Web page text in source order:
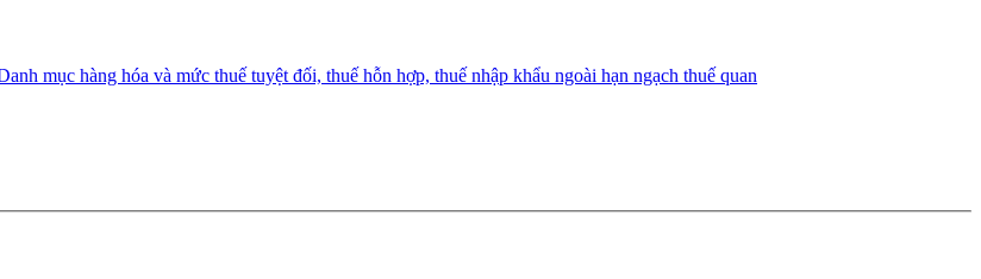
mục hàng hóa và mức thuế tuyệt đối, thuế hỗn hợp, thuế nhập khẩu ngoài hạn ngạch thuế quan